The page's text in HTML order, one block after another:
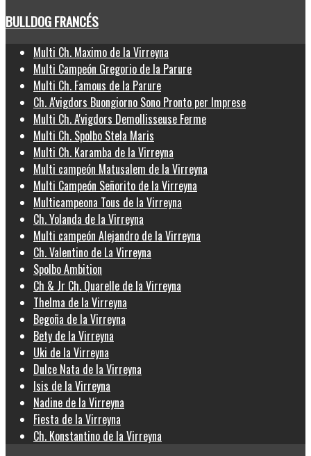
BULLDOG FRANCÉS
Multi Ch. Maximo de la Virreyna
Multi Campeón Gregorio de la Parure
Multi Ch. Famous de la Parure
Ch. A'vigdors Buongiorno Sono Pronto per Imprese
Multi Ch. A'vigdors Demollisseuse Ferme
Multi Ch. Spolbo Stela Maris
Multi Ch. Karamba de la Virreyna
Multi campeón Matusalem de la Virreyna
Multi Campeón Señorito de la Virreyna
Multicampeona Tous de la Virreyna
Ch. Yolanda de la Virreyna
Multi campeón Alejandro de la Virreyna
Ch. Valentino de La Virreyna
Spolbo Ambition
Ch & Jr Ch. Quarelle de la Virreyna
Thelma de la Virreyna
Begoña de la Virreyna
Bety de la Virreyna
Uki de la Virreyna
Dulce Nata de la Virreyna
Isis de la Virreyna
Nadine de la Virreyna
Fiesta de la Virreyna
Ch. Konstantino de la Virreyna